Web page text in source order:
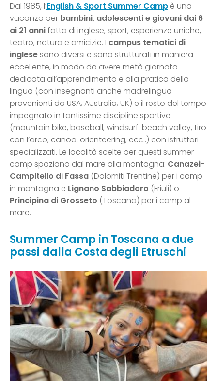
Dal 1985, l’English & Sport Summer Camp è una
vacanza per bambini, adolescenti e giovani dai 6
ai 21 annifatta di inglese, sport, esperienze uniche,
teatro, natura e amicizie. I campus tematici di
inglesesono diversi e sono strutturati in maniera
eccellente, in modo da avere metà giornata
dedicata all’apprendimento e alla pratica della
lingua (con insegnanti anche madrelingua
provenienti da USA, Australia, UK) e il resto del tempo
impegnato in tantissime discipline sportive
(mountain bike, baseball, windsurf, beach volley, tiro
con l’arco, canoa, orienteering, ecc..) con istruttori
specializzati. Le località scelte per questi summer
camp spaziano dal mare alla montagna: Canazei-
Campitello di Fassa (Dolomiti Trentine) per i camp
in montagna e Lignano Sabbiadoro (Friuli) o
Principina di Grosseto (Toscana) per i camp al
mare.
Summer Camp in Toscana a due
passi dalla Costa degli Etruschi